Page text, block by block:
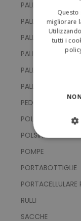
PALLINE DA GOLF
PALLINE DA TENNIS
PALLINE DI
PALLONI DA
PALLONI DA
PALLONI DA RUGBY
PEDOMETRI
POLSINI
POLSINI E
POMPE
PORTABOTTIGLIE
RULLI
SACCHE
migliorare
tutti i